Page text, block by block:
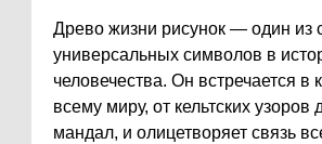
Древо жизни рисунок — один из
универсальных символов в
человечества. Он встречается в
всему миру, от кельтских узоров
мандал, и олицетворяет связь